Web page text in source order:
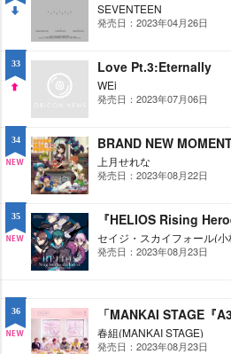
WN
SEVENTEEN
発売日：2023年04月26日
33 Love Pt.3:Eternally
WEi
発売日：2023年07月06日
34
W
BRAND NEW
上月せれな
発売日：2023年08月22日
35
発売日：2023年08月23日
36
春組(MANKAI STAGE)
発売日：2023年08月23日